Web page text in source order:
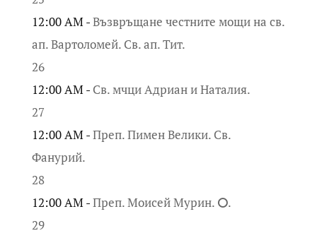
12:00 AM -Възвръщане честните мощи на св.
ап. Вартоломей. Св. ап. Тит.
26
12:00 AM - Св. мчци Адриан и Наталия.
27
12:00 AM -Преп. Пимен Велики. Св.
Фанурий.
28
12:00 AM -Преп. Моисей Мурин. ⭘.
29